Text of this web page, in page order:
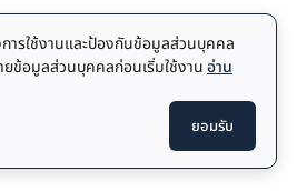
การใช้งานและป้องกันข้อมูลส่วนบุคคล
ยข้อมูลส่วนบุคคลก่อนเริ่มใช้งาน อ่าน
ยอมรับ